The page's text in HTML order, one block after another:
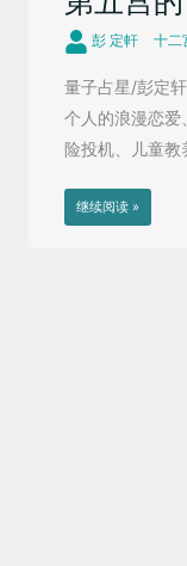
彭 定軒 十二
量子占星/彭定
个人的浪漫恋爱
险投机、儿童教
继续阅读 »